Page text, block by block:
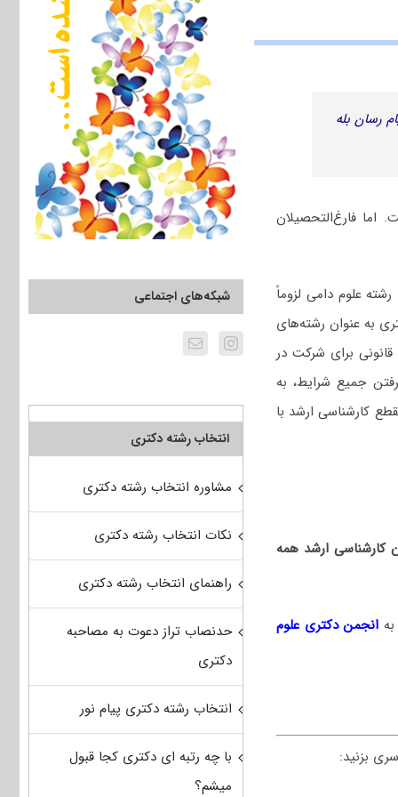
رسان بله
فارغ‌التحصیلان
علوم دامی لزوماً
به عنوان رشته‌های
برای شرکت در
جمیع شرایط، به
کارشناسی ارشد با
کارشناسی ارشد همه
به انجمن دکتری علوم
بزنید:
شبکه‌های اجتماعی
انتخاب رشته دکتری
مشاوره انتخاب رشته دکتری
نکات انتخاب رشته دکتری
راهنمای انتخاب رشته دکتری
حدنصاب تراز دعوت به مصاحبه
دکتری
انتخاب رشته دکتری پیام نور
با چه رتبه ای دکتری کجا قبول
میشم؟